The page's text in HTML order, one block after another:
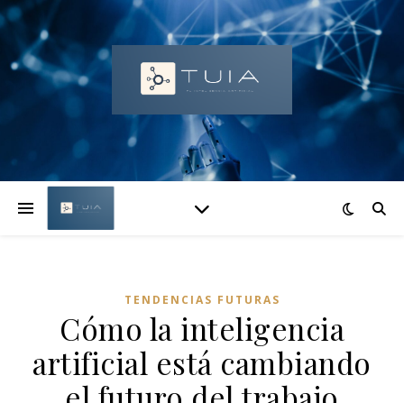
TENDENCIAS FUTURAS
Cómo la inteligencia
artificial está cambiando